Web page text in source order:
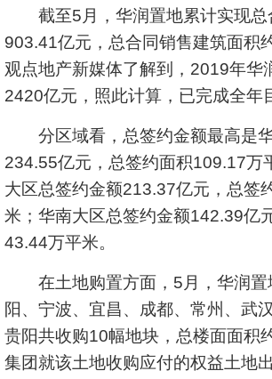
截至5月，华润置地累计实现总
903.41亿元，总合同销售建筑面积
观点地产新媒体了解到，2019年华
2420亿元，照此计算，已完成全年
分区域看，总签约金额最高是
234.55亿元，总签约面积109.17万
大区总签约金额213.37亿元，总签
米；华南大区总签约金额142.39亿
43.44万平米。
在土地购置方面，5月，华润置
阳、宁波、宜昌、成都、常州、武
贵阳共收购10幅地块，总楼面面积
集团就该土地收购应付的权益土地